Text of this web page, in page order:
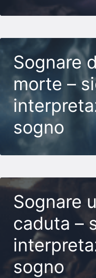
Sognare
morte –
sogno
Sognare
caduta –
sogno